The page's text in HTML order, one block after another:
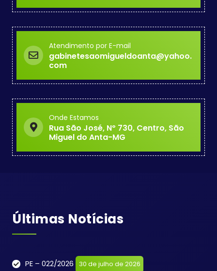
Atendimento por E-mail
gabinetesaomigueldoanta@yahoo.
com
Onde Estamos
Rua São José, Nº 730, Centro, São
Miguel do Anta-MG
Últimas Notícias
PE – 022/2026 30 de julho de 2026